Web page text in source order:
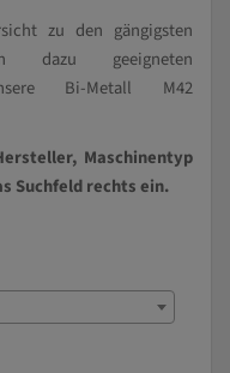
zu den gängigsten
dazu geeigneten
Bi-Metall M42
Maschinentyp
Suchfeld rechts ein.